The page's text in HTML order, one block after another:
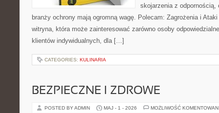
skojarzenia z
branży ochrony mają ogromną wagę. Polecam: Zagrożenia i
witryna, która może zainteresować zarówno osoby
klientów indywidualnych, dla […]
CATEGORIES: KULINARIA
BEZPIECZNE I ZDROWE
POSTED BY ADMIN MAJ - 1 - 2026 MOŻLIWOŚĆ